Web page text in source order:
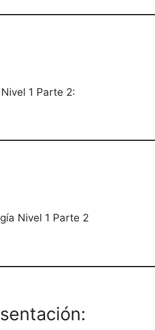
1 Parte 2:
Nivel 1 Parte 2